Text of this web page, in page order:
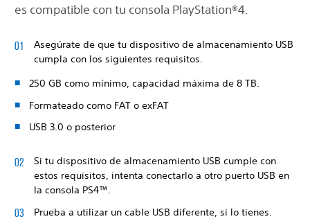
es compatible con tu consola PlayStation®4.
Asegúrate de que tu dispositivo de almacenamiento USB
cumpla con los siguientes requisitos.
250 GB como mínimo, capacidad máxima de 8 TB.
Formateado como FAT o exFAT
USB 3.0 o posterior
Si tu dispositivo de almacenamiento USB cumple con
estos requisitos, intenta conectarlo a otro puerto USB en
la consola PS4™.
Prueba a utilizar un cable USB diferente, si lo tienes.